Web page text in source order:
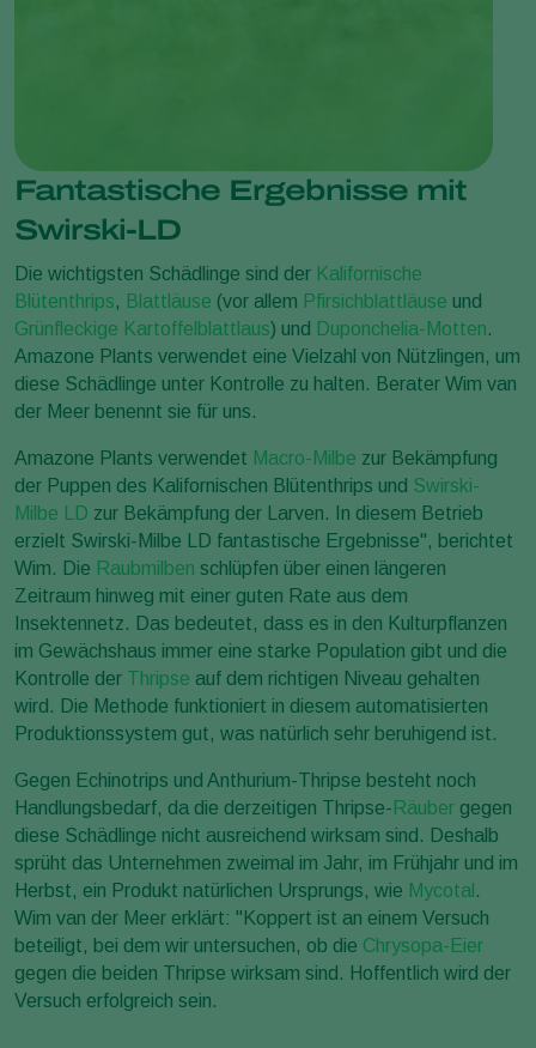
Fantastische Ergebnisse mit
Swirski-LD
Die wichtigsten Schädlinge sind der Kalifornische
Blütenthrips, Blattläuse (vor allem Pfirsichblattläuse und
Grünfleckige Kartoffelblattlaus) und Duponchelia-Motten.
Amazone Plants verwendet eine Vielzahl von Nützlingen, um
diese Schädlinge unter Kontrolle zu halten. Berater Wim van
der Meer benennt sie für uns.
Amazone Plants verwendet Macro-Milbe zur Bekämpfung
der Puppen des Kalifornischen Blütenthrips und Swirski-
Milbe LD zur Bekämpfung der Larven. In diesem Betrieb
erzielt Swirski-Milbe LD fantastische Ergebnisse", berichtet
Wim. Die Raubmilben schlüpfen über einen längeren
Zeitraum hinweg mit einer guten Rate aus dem
Insektennetz. Das bedeutet, dass es in den Kulturpflanzen
im Gewächshaus immer eine starke Population gibt und die
Kontrolle der Thripse auf dem richtigen Niveau gehalten
wird. Die Methode funktioniert in diesem automatisierten
Produktionssystem gut, was natürlich sehr beruhigend ist.
Gegen Echinotrips und Anthurium-Thripse besteht noch
Handlungsbedarf, da die derzeitigen Thripse- Räuber gegen
diese Schädlinge nicht ausreichend wirksam sind. Deshalb
sprüht das Unternehmen zweimal im Jahr, im Frühjahr und im
Herbst, ein Produkt natürlichen Ursprungs, wie Mycotal .
Wim van der Meer erklärt: "Koppert ist an einem Versuch
beteiligt, bei dem wir untersuchen, ob die Chrysopa-Eier
gegen die beiden Thripse wirksam sind. Hoffentlich wird der
Versuch erfolgreich sein.